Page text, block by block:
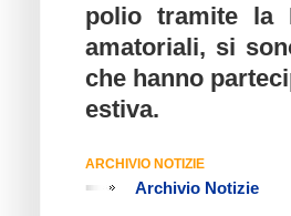
polio tramite la
amatoriali, si
che hanno
estiva.
ARCHIVIO NOTIZIE
Archivio Notizie